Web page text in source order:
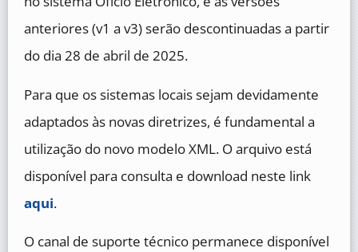
anteriores (v1 a v3) serão descontinuadas a partir
do dia 28 de abril de 2025.
Para que os sistemas locais sejam devidamente
adaptados às novas diretrizes, é fundamental a
utilização do novo modelo XML. O arquivo está
disponível para consulta e download neste link
aqui.
O canal de suporte técnico permanece disponível